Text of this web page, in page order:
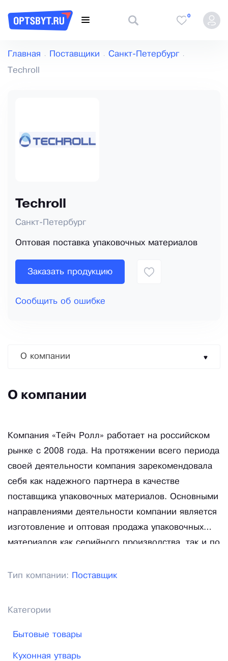
0
Главная Поставщики Санкт-Петербург
Techroll
Techroll
Санкт-Петербург
Оптовая поставка упаковочных материалов
Заказать продукцию
Сообщить об ошибке
О компании
О компании
Компания «Тейч Ролл» работает на российском
рынке с 2008 года. На протяжении всего периода
своей деятельности компания зарекомендовала
себя как надежного партнера в качестве
поставщика упаковочных материалов. Основными
направлениями деятельности компании является
изготовление и оптовая продажа упаковочных
материалов как серийного производства, так и по
Тип компании: Поставщик
Категории
Бытовые товары
Кухонная утварь